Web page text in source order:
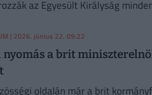
az Egyesült Királyság
| 2026. június 22. 09:22
nyomás a brit
oldalán már a brit